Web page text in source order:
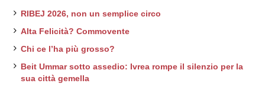
RIBEJ 2026, non un semplice circo
Alta Felicità? Commovente
Chi ce l’ha più grosso?
Beit Ummar sotto assedio: Ivrea rompe il silenzio per la
sua città gemella